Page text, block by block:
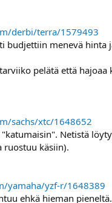
derbi/terra/1579493
budjettiin menevä
pelätä että
sachs/xtc/1648652
Netistä
ruostuu käsiin).
yamaha/yzf-r/1648389
ehkä hieman